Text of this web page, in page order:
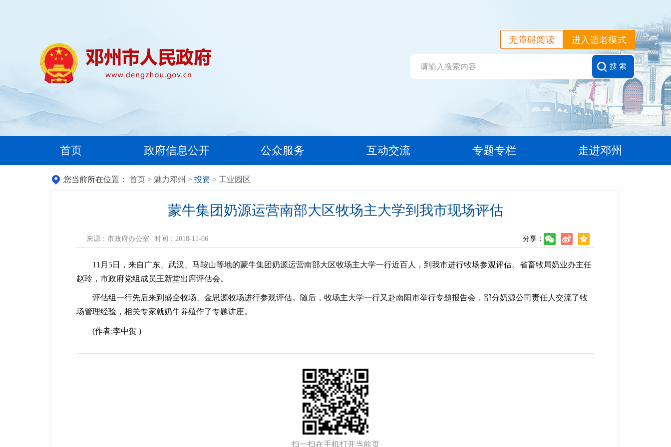
进入适老模式
无障碍阅读
搜 索
首页 政府信息公开 公众服务 互动交流 专题专栏 走进邓州
您当前所在位置： 首页 > 魅力邓州 > 投资 > 工业园区
蒙牛集团奶源运营南部大区牧场主大学到我市现场评估
来源：市政府办公室 时间：2018-11-06 分享：
11月5日，来自广东、武汉、马鞍山等地的蒙牛集团奶源运营南部大区牧场主大学一行近百人，到我市进行牧场参观评估。省畜牧局奶业办主任
赵玲，市政府党组成员王新堂出席评估会。
评估组一行先后来到盛全牧场、金思源牧场进行参观评估。随后，牧场主大学一行又赴南阳市举行专题报告会，部分奶源公司责任人交流了牧
场管理经验，相关专家就奶牛养殖作了专题讲座。
(作者:李中贺 )
扫一扫在手机打开当前页